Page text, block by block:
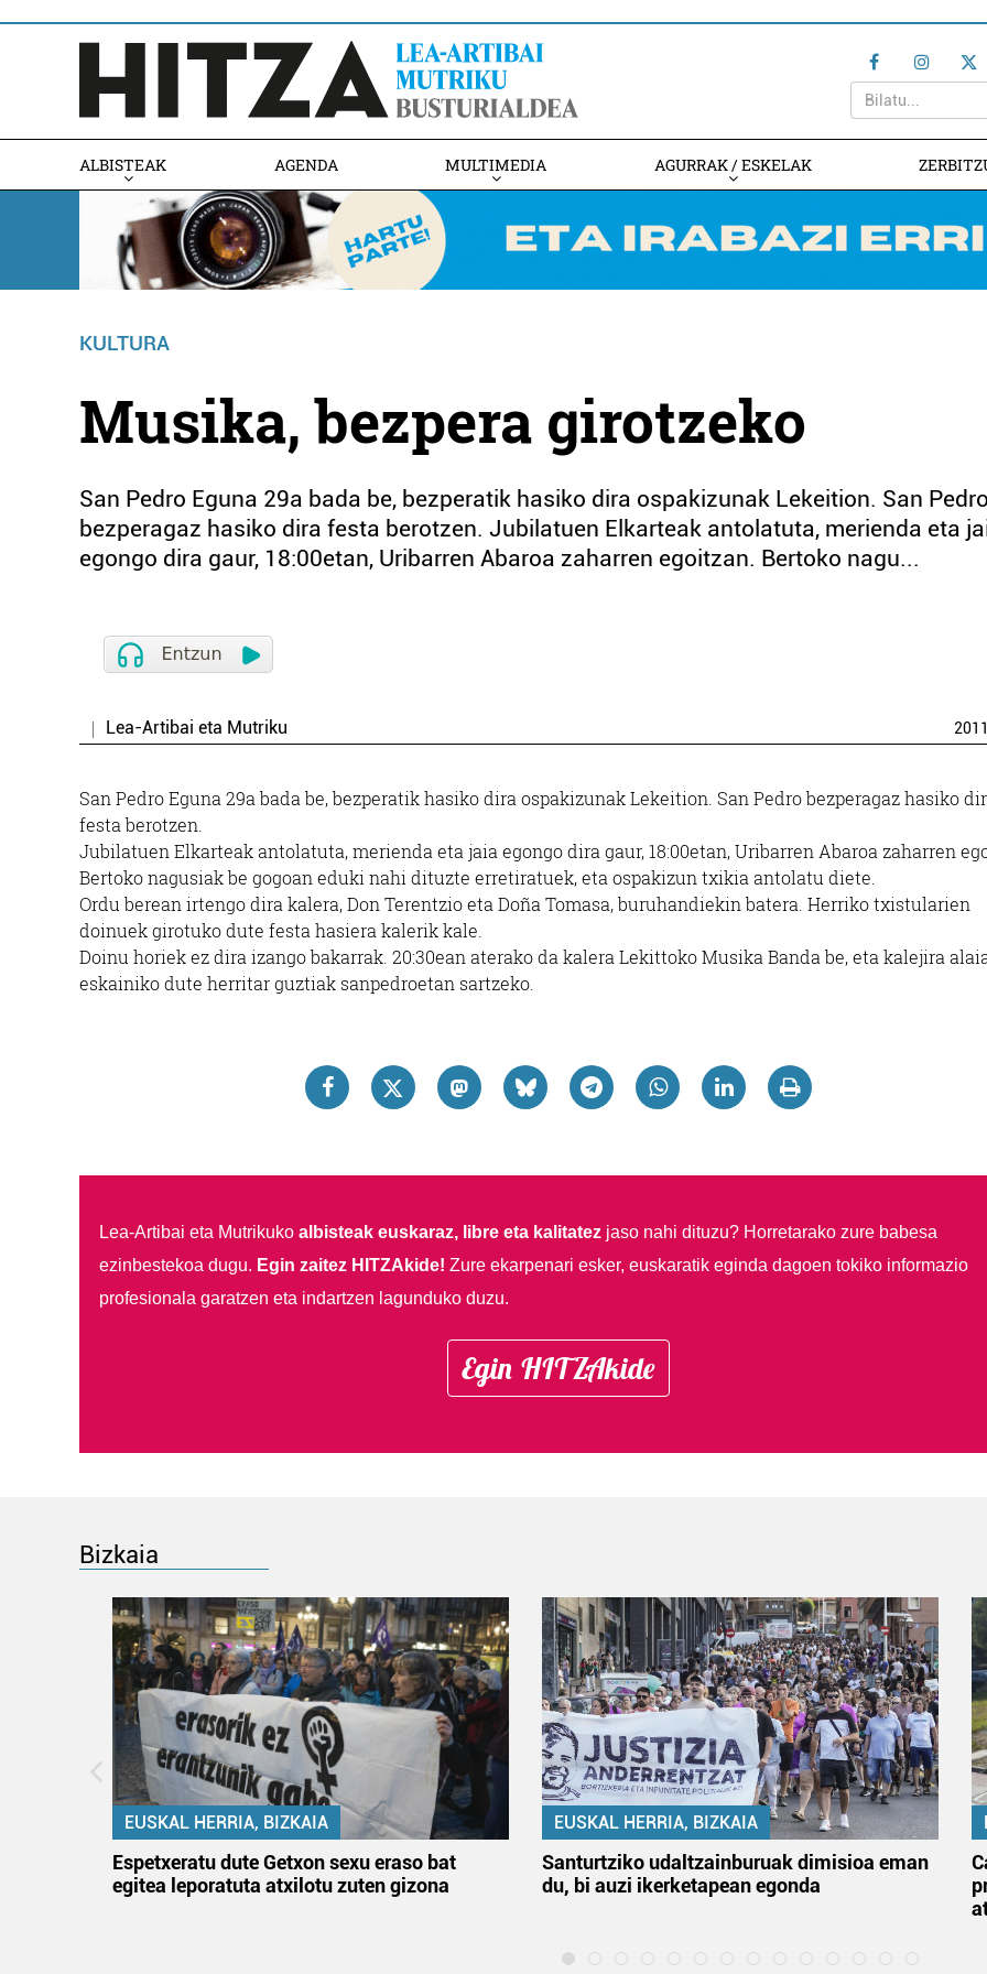
ALBISTEAK AGENDA MULTIMEDIA AGURRAK / ESKELAK
KULTURA
Musika, bezpera girotzeko
San Pedro Eguna 29a bada be, bezperatik hasiko dira ospakizunak Lekeition. San Pedro
bezperagaz hasiko dira festa berotzen. Jubilatuen Elkarteak antolatuta, merienda eta
egongo dira gaur, 18:00etan, Uribarren Abaroa zaharren egoitzan. Bertoko nagu...
Lea-Artibai eta Mutriku 2011
San Pedro Eguna 29a bada be, bezperatik hasiko dira ospakizunak Lekeition. San Pedro bezperagaz hasiko
festa berotzen.
Jubilatuen Elkarteak antolatuta, merienda eta jaia egongo dira gaur, 18:00etan, Uribarren Abaroa zaharren
Bertoko nagusiak be gogoan eduki nahi dituzte erretiratuek, eta ospakizun txikia antolatu diete.
Ordu berean irtengo dira kalera, Don Terentzio eta Doña Tomasa, buruhandiekin batera. Herriko txistularien
doinuek girotuko dute festa hasiera kalerik kale.
Doinu horiek ez dira izango bakarrak. 20:30ean aterako da kalera Lekittoko Musika Banda be, eta kalejira
eskainiko dute herritar guztiak sanpedroetan sartzeko.
Lea-Artibai eta Mutrikuko albisteak euskaraz, libre eta kalitatezjaso nahi dituzu? Horretarako zure babesa
ezinbestekoa dugu. Egin zaitez HITZAkide! Zure ekarpenari esker, euskaratik eginda dagoen tokiko informazio
profesionala garatzen eta indartzen lagunduko duzu.
Egin HITZAkide
Bizkaia
EUSKAL HERRIA, BIZKAIA
Espetxeratu dute Getxon sexu eraso bat
egitea leporatuta atxilotu zuten gizona
EUSKAL HERRIA, BIZKAIA
Santurtziko udaltzainburuak dimisioa eman
du, bi auzi ikerketapean egonda